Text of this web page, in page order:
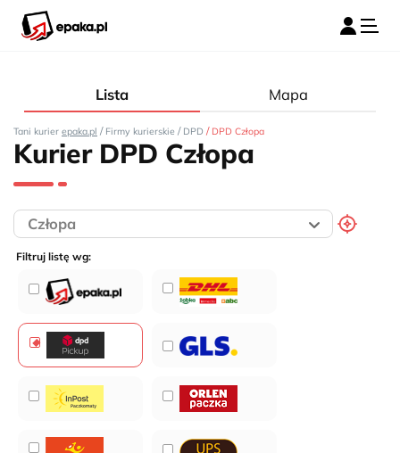
Lista Mapa
Tani kurier epaka.pl / Firmy kurierskie / DPD / DPD Człopa
Kurier DPD Człopa
Filtruj listę wg: